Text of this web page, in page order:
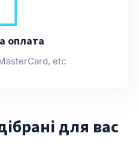
оплата
etc
для вас